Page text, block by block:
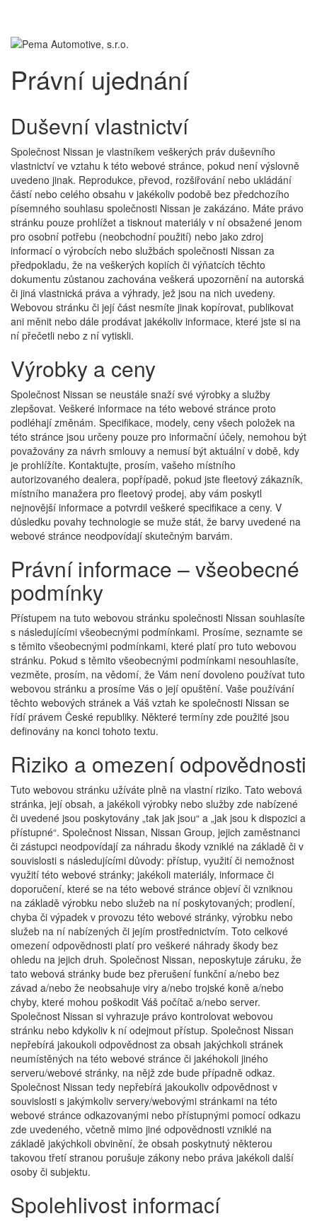
Právní ujednání
Duševní vlastnictví
Společnost Nissan je vlastníkem veškerých práv duševního
vlastnictví ve vztahu k této webové stránce, pokud není výslovně
uvedeno jinak. Reprodukce, převod, rozšiřování nebo ukládání
částí nebo celého obsahu v jakékoliv podobě bez předchozího
písemného souhlasu společnosti Nissan je zakázáno. Máte právo
stránku pouze prohlížet a tisknout materiály v ní obsažené jenom
pro osobní potřebu (neobchodní použití) nebo jako zdroj
informací o výrobcích nebo službách společnosti Nissan za
předpokladu, že na veškerých kopiích či výňatcích těchto
dokumentu zůstanou zachována veškerá upozornění na autorská
či jiná vlastnická práva a výhrady, jež jsou na nich uvedeny.
Webovou stránku či její část nesmíte jinak kopírovat, publikovat
ani měnit nebo dále prodávat jakékoliv informace, které jste si na
ní přečetli nebo z ní vytiskli.
Výrobky a ceny
Společnost Nissan se neustále snaží své výrobky a služby
zlepšovat. Veškeré informace na této webové stránce proto
podléhají změnám. Specifikace, modely, ceny všech položek na
této stránce jsou určeny pouze pro informační účely, nemohou být
považovány za návrh smlouvy a nemusí být aktuální v době, kdy
je prohlížíte. Kontaktujte, prosím, vašeho místního
autorizovaného dealera, popřípadě, pokud jste fleetový zákazník,
místního manažera pro fleetový prodej, aby vám poskytl
nejnovější informace a potvrdil veškeré specifikace a ceny. V
důsledku povahy technologie se muže stát, že barvy uvedené na
webové stránce neodpovídají skutečným barvám.
Právní informace – všeobecné
podmínky
Přístupem na tuto webovou stránku společnosti Nissan souhlasíte
s následujícími všeobecnými podmínkami. Prosíme, seznamte se
s těmito všeobecnými podmínkami, které platí pro tuto webovou
stránku. Pokud s těmito všeobecnými podmínkami nesouhlasíte,
vezměte, prosím, na vědomí, že Vám není dovoleno používat tuto
webovou stránku a prosíme Vás o její opuštění. Vaše používání
těchto webových stránek a Váš vztah ke společnosti Nissan se
řídí právem České republiky. Některé termíny zde použité jsou
definovány na konci tohoto textu.
Riziko a omezení odpovědnosti
Tuto webovou stránku užíváte plně na vlastní riziko. Tato webová
stránka, její obsah, a jakékoli výrobky nebo služby zde nabízené
či uvedené jsou poskytovány „tak jak jsou“ a „jak jsou k dispozici a
přístupné“. Společnost Nissan, Nissan Group, jejich zaměstnanci
či zástupci neodpovídají za náhradu škody vzniklé na základě či v
souvislosti s následujícími důvody: přístup, využití či nemožnost
využití této webové stránky; jakékoli materiály, informace či
doporučení, které se na této webové stránce objeví či vzniknou
na základě výrobku nebo služeb na ní poskytovaných; prodlení,
chyba či výpadek v provozu této webové stránky, výrobku nebo
služeb na ní nabízených či jejím prostřednictvím. Toto celkové
omezení odpovědnosti platí pro veškeré náhrady škody bez
ohledu na jejich druh. Společnost Nissan, neposkytuje záruku, že
tato webová stránky bude bez přerušení funkční a/nebo bez
závad a/nebo že neobsahuje viry a/nebo trojské koně a/nebo
chyby, které mohou poškodit Váš počítač a/nebo server.
Společnost Nissan si vyhrazuje právo kontrolovat webovou
stránku nebo kdykoliv k ní odejmout přístup. Společnost Nissan
nepřebírá jakoukoli odpovědnost za obsah jakýchkoli stránek
neumístěných na této webové stránce či jakéhokoli jiného
serveru/webové stránky, na nějž zde bude případně odkaz.
Společnost Nissan tedy nepřebírá jakoukoliv odpovědnost v
souvislosti s jakýmkoliv servery/webovými stránkami na této
webové stránce odkazovanými nebo přístupnými pomocí odkazu
zde uvedeného, včetně mimo jiné odpovědnosti vzniklé na
základě jakýchkoli obvinění, že obsah poskytnutý některou
takovou třetí stranou porušuje zákony nebo práva jakékoli další
osoby či subjektu.
Spolehlivost informací